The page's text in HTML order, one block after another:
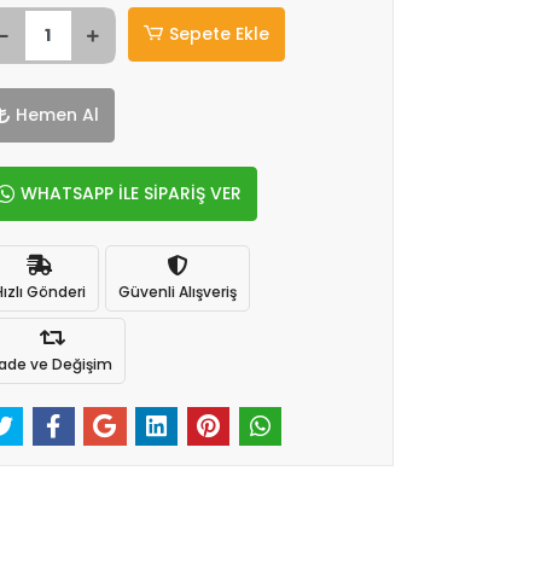
Sepete Ekle
Hemen Al
WHATSAPP İLE SİPARİŞ VER
Gönderi Güvenli Alışveriş
ve Değişim